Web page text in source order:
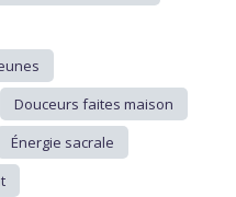
Douceurs faites maison
Énergie sacrale